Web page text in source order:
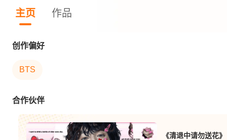
主页 作品
创作偏好
BTS
合作伙伴
《清退中请勿送花》